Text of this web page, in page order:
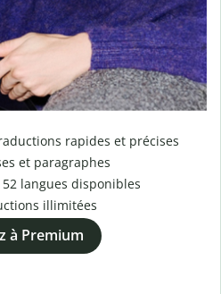
rapides et précises
et paragraphes
52 langues disponibles
illimitées
à Premium